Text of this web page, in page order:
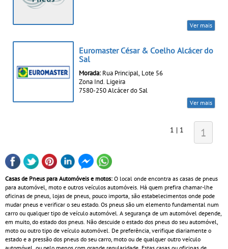
Ver mais
Euromaster César & Coelho Alcácer do
Sal
Morada: Rua Principal, Lote 56
Zona Ind. Ligeira
7580-250 Alcácer do Sal
Ver mais
1 | 1 1
Casas de Pneus para Automóveis e motos: O local onde encontra as casas de pneus
para automóvel, moto e outros veículos automóveis. Há quem prefira chamar-lhe
oficinas de pneus, lojas de pneus, pouco importa, são estabelecimentos onde pode
mudar pneus e verificar o seu estado. Os pneus são um elemento fundamental num
carro ou qualquer tipo de veículo automóvel. A segurança de um automóvel depende,
em muito, do estado dos pneus. Não descuide o estado dos pneus do seu automóvel,
moto ou outro tipo de veículo automóvel. De preferência, verifique diariamente o
estado e a pressão dos pneus do seu carro, moto ou de qualquer outro veículo